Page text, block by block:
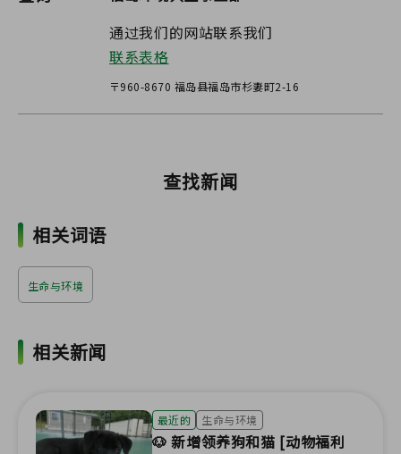
通过我们的网站联系我们
联系表格
〒960-8670 福岛县福岛市杉妻町2-16
查找新闻
相关词语
生命与环境
相关新闻
最近的 生命与环境
🐶 新增领养狗和猫 [动物福利